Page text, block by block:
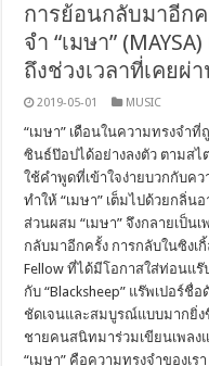
การย้อนกลับมาอีก
จำ “เมษา”
ถึงช่วงเวลาที่เคยผ่
2019-05-01 MUSIC
“เมษา” เดือนในความทรงจำ
ซินธ์ป๊อปได้อย่างลงตัว ตามสไ
ใช้คำพูดที่เข้าใจง่ายบวกกับค
ทำให้ “เมษา” เต็มไปด้วยกลิ่
ส่วนผสม “เมษา” จึงกลายเป็น
กลับมาอีกครั้ง การกลับในซิงเ
Fellow ที่ได้มีโอกาสใส่ท่อนแ
กับ “Blacksheep” แร๊พเปอร์
ชัดเจนและสมบูรณ์แบบมากยิ่ง
ชายคนสนิทมาร่วมเขียนเพลง
“เมษา” คือความทรงจำของเ